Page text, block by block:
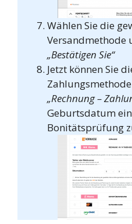
Wählen Sie die
Versandmethode
„Bestätigen Sie“
Jetzt können Sie
„Rechnung –
Geburtsdatum
Bonitätsprüfung